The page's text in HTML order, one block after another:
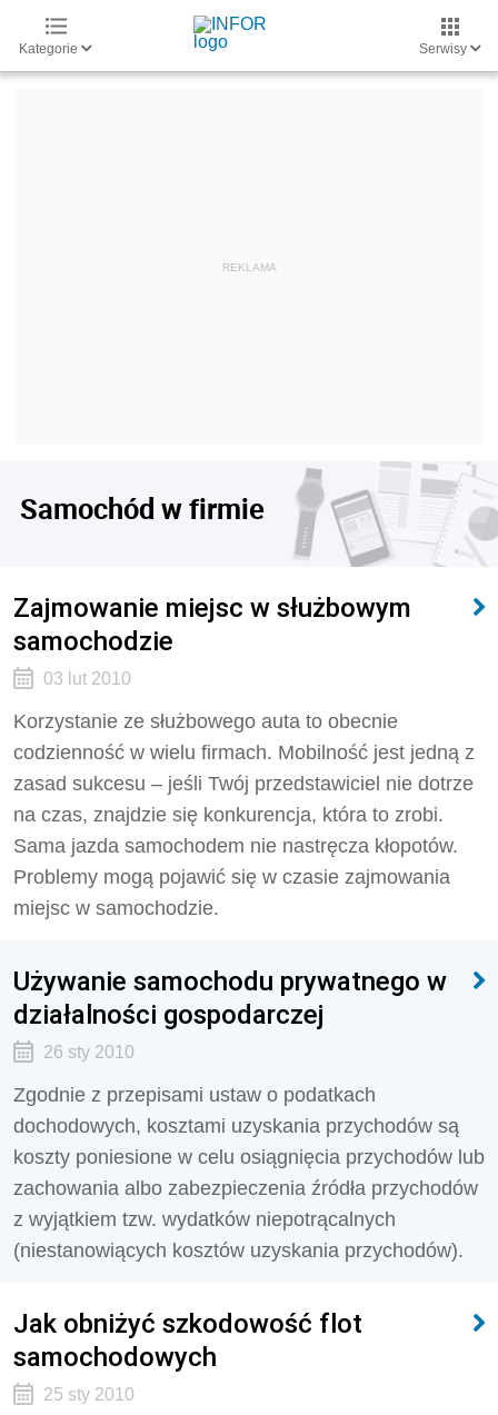
Kategorie Serwisy
Samochód w firmie
Zajmowanie miejsc w służbowym
samochodzie
03 lut 2010
Korzystanie ze służbowego auta to obecnie
codzienność w wielu firmach. Mobilność jest jedną z
zasad sukcesu – jeśli Twój przedstawiciel nie dotrze
na czas, znajdzie się konkurencja, która to zrobi.
Sama jazda samochodem nie nastręcza kłopotów.
Problemy mogą pojawić się w czasie zajmowania
miejsc w samochodzie.
Używanie samochodu prywatnego w
działalności gospodarczej
26 sty 2010
Zgodnie z przepisami ustaw o podatkach
dochodowych, kosztami uzyskania przychodów są
koszty poniesione w celu osiągnięcia przychodów lub
zachowania albo zabezpieczenia źródła przychodów
z wyjątkiem tzw. wydatków niepotrącalnych
(niestanowiących kosztów uzyskania przychodów).
Jak obniżyć szkodowość flot
samochodowych
25 sty 2010